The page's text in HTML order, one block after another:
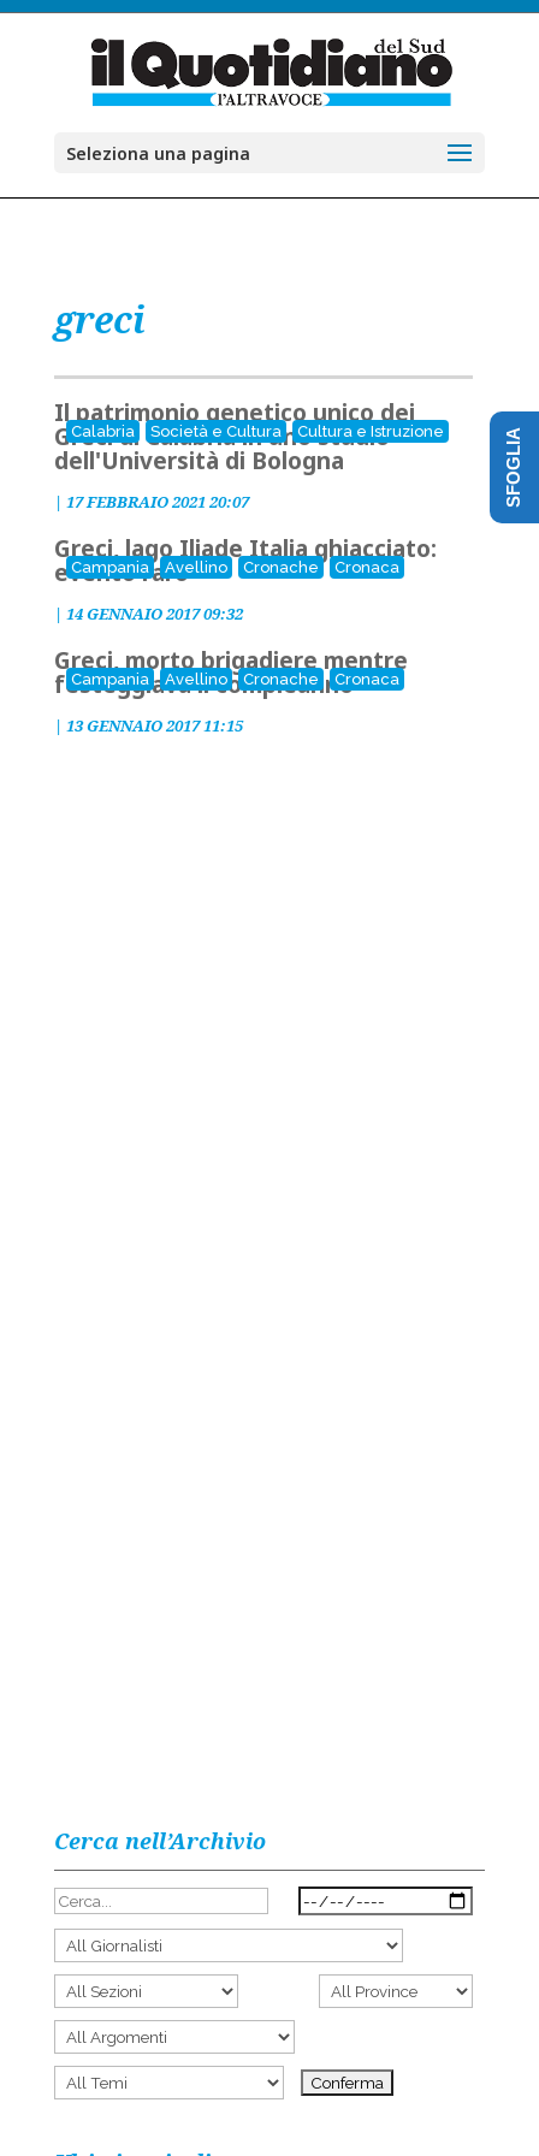
Seleziona una pagina
greci
Calabria Società e Cultura Cultura e Istruzione
Il patrimonio genetico unico dei
Greci di Calabria in uno studio
dell'Università di Bologna
| 17 FEBBRAIO 2021 20:07
Campania Avellino Cronache Cronaca
Greci, lago Iliade Italia ghiacciato:
evento raro
| 14 GENNAIO 2017 09:32
Campania Avellino Cronache Cronaca
Greci, morto brigadiere mentre
festeggiava il compleanno
| 13 GENNAIO 2017 11:15
Cerca nell’Archivio
SFOGLIA